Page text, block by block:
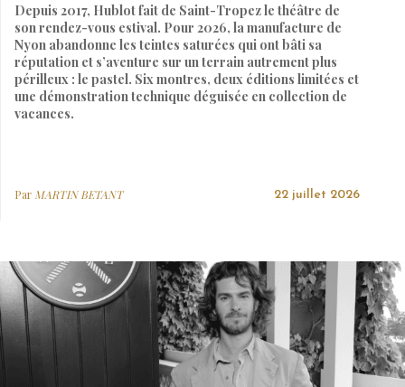
Depuis 2017, Hublot fait de Saint-Tropez le théâtre de
son rendez-vous estival. Pour 2026, la manufacture de
Nyon abandonne les teintes saturées qui ont bâti sa
réputation et s’aventure sur un terrain autrement plus
périlleux : le pastel. Six montres, deux éditions limitées et
une démonstration technique déguisée en collection de
vacances.
Par MARTIN BETANT 22 juillet 2026